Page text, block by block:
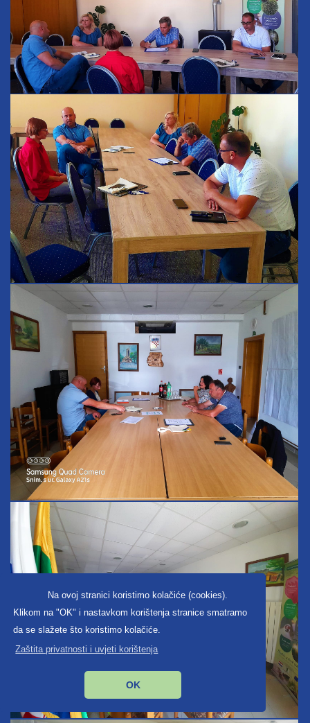
Na ovoj stranici koristimo kolačiće (cookies).
Klikom na "OK" i nastavkom korištenja stranice smatramo
da se slažete što koristimo kolačiće.
Zaštita privatnosti i uvjeti korištenja
OK